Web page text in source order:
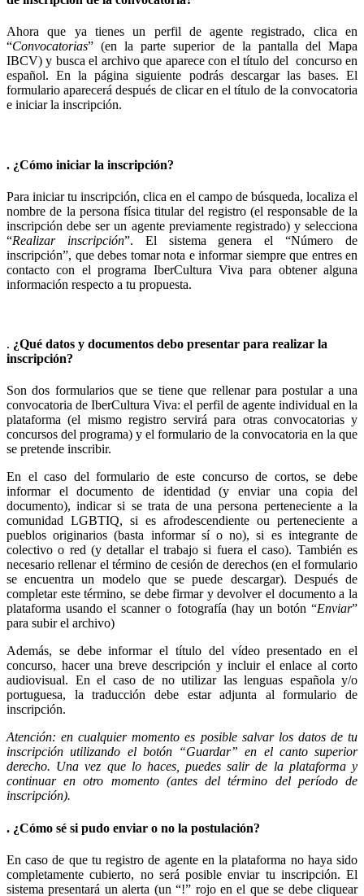
Ahora que ya tienes un perfil de agente registrado, clica en
“Convocatorias” (en la parte superior de la pantalla del Mapa
IBCV) y busca el archivo que aparece con el título del concurso en
español. En la página siguiente podrás descargar las bases. El
formulario aparecerá después de clicar en el título de la convocatoria
e iniciar la inscripción.
. ¿Cómo iniciar la inscripción?
Para iniciar tu inscripción, clica en el campo de búsqueda, localiza el
nombre de la persona física titular del registro (el responsable de la
inscripción debe ser un agente previamente registrado) y selecciona
“Realizar inscripción”. El sistema genera el “Número de
inscripción”, que debes tomar nota e informar siempre que entres en
contacto con el programa IberCultura Viva para obtener alguna
información respecto a tu propuesta.
. ¿Qué datos y documentos debo presentar para realizar la
inscripción?
Son dos formularios que se tiene que rellenar para postular a una
convocatoria de IberCultura Viva: el perfil de agente individual en la
plataforma (el mismo registro servirá para otras convocatorias y
concursos del programa) y el formulario de la convocatoria en la que
se pretende inscribir.
En el caso del formulario de este concurso de cortos, se debe
informar el documento de identidad (y enviar una copia del
documento), indicar si se trata de una persona perteneciente a la
comunidad LGBTIQ, si es afrodescendiente ou perteneciente a
pueblos originarios (basta informar sí o no), si es integrante de
colectivo o red (y detallar el trabajo si fuera el caso). También es
necesario rellenar el término de cesión de derechos (en el formulario
se encuentra un modelo que se puede descargar). Después de
completar este término, se debe firmar y devolver el documento a la
plataforma usando el scanner o fotografía (hay un botón “Enviar”
para subir el archivo)
Además, se debe informar el título del vídeo presentado en el
concurso, hacer una breve descripción y incluir el enlace al corto
audiovisual. En el caso de no utilizar las lenguas española y/o
portuguesa, la traducción debe estar adjunta al formulario de
inscripción.
Atención: en cualquier momento es posible salvar los datos de tu
inscripción utilizando el botón “Guardar” en el canto superior
derecho. Una vez que lo haces, puedes salir de la plataforma y
continuar en otro momento (antes del término del período de
inscripción).
. ¿Cómo sé si pudo enviar o no la postulación?
En caso de que tu registro de agente en la plataforma no haya sido
completamente cubierto, no será posible enviar tu inscripción. El
sistema presentará un alerta (un “!” rojo en el que se debe cliquear